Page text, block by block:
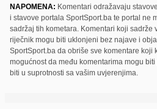
NAPOMENA: Komentari odražavaju
i stavove portala SportSport.ba te portal ne
sadržaj tih kometara. Komentari koji sadrže
riječnik mogu biti uklonjeni bez najave i
SportSport.ba da obriše sve komentare koji
mogućnost da među komentarima mogu
biti u suprotnosti sa vašim uvjerenjima.